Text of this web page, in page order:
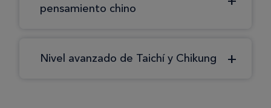
pensamiento chino
Nivel avanzado de Taichí y Chikung